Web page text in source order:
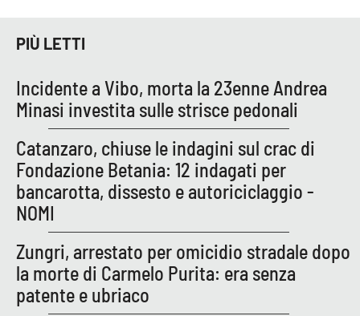
LAC
NETWORK
Lacplay.it
Lactv.it
Laconair.it
Lacitymag.it
Lacapitalenews.it
PIÙ LETTI
Incidente a Vibo, morta la 23enne Andrea
Minasi investita sulle strisce pedonali
Catanzaro, chiuse le indagini sul crac di
Fondazione Betania: 12 indagati per
bancarotta, dissesto e autoriciclaggio -
NOMI
Zungri, arrestato per omicidio stradale dopo
la morte di Carmelo Purita: era senza
patente e ubriaco